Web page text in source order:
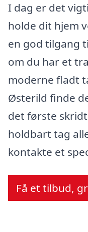
I dag er det
holde dit hjem
en god tilgang
om du har et
moderne fladt
Østerild finde
det første
holdbart tag
kontakte et
Få et tilbud,